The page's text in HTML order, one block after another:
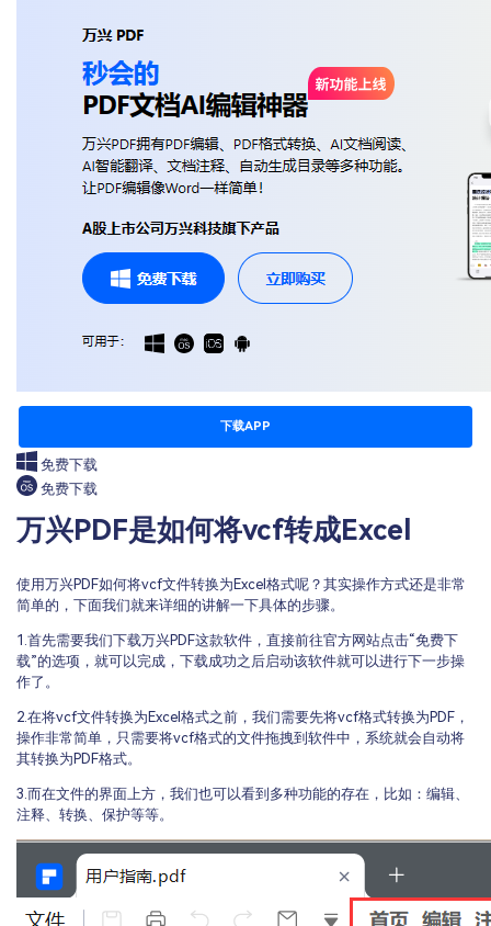
下载APP
免费下载
免费下载
万兴PDF是如何将vcf转成Excel
使用万兴PDF如何将vcf文件转换为Excel格式呢？其实操作方式还是非常
简单的，下面我们就来详细的讲解一下具体的步骤。
1.首先需要我们下载万兴PDF这款软件，直接前往官方网站点击“免费下
载”的选项，就可以完成，下载成功之后启动该软件就可以进行下一步操
作了。
2.在将vcf文件转换为Excel格式之前，我们需要先将vcf格式转换为PDF，
操作非常简单，只需要将vcf格式的文件拖拽到软件中，系统就会自动将
其转换为PDF格式。
3.而在文件的界面上方，我们也可以看到多种功能的存在，比如：编辑、
注释、转换、保护等等。